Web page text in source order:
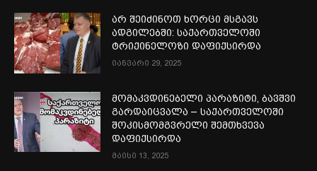
არ შეიძინოთ ხორცი მსგავს
ადგილებში: საქართველოში
ტრიქინელოზი დაფიქსირდა
იანვარი 29, 2025
მომაკვდინებელი პარაზიტი, ბავშვი
გარდაიცვალა – საქართველოში
შოკისმომგვრელი შემთხვევა
დაფიქსირდა
მაისი 13, 2025